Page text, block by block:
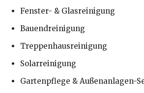
Fenster- & Glasreinigung
Bauendreinigung
Treppenhausreinigung
Solarreinigung
Gartenpflege & Außenanlagen-